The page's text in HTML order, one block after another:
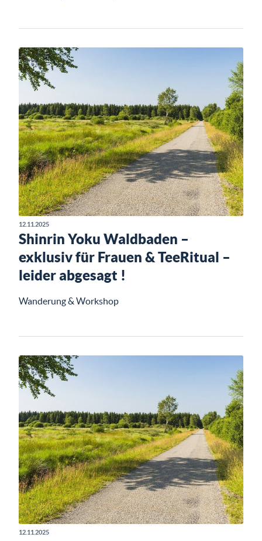
12.11.2025
Shinrin Yoku Waldbaden –
exklusiv für Frauen & TeeRitual –
leider abgesagt !
Wanderung & Workshop
12.11.2025